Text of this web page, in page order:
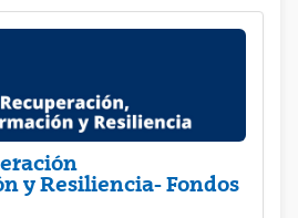
y Resiliencia- Fondos